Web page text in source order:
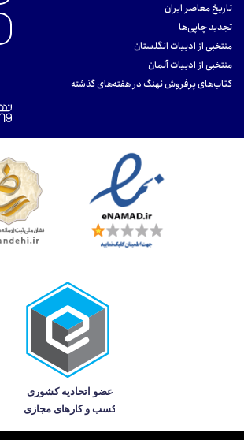
تاریخ معاصر ایران
تجدید چاپی‌ها
منتخبی از ادبیات انگلستان
منتخبی از ادبیات آلمان
کتاب‌های پرفروش نهنگ در هفته‌های گذشته